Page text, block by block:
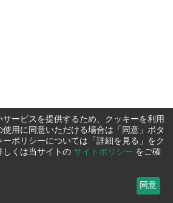
ービスを提供するため、クッキーを利用
使用に同意いただける場合は「同意」ボタ
ポリシーについては「詳細を見る」をク
しくは当サイトの サイトポリシー をご確
同意